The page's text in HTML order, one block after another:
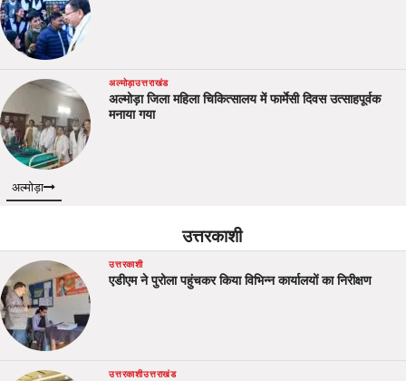
अल्मोड़ाउत्तराखंड
अल्मोड़ा जिला महिला चिकित्सालय में फार्मेसी दिवस उत्साहपूर्वक
मनाया गया
अल्मोड़ा
उत्तरकाशी
उत्तरकाशी
एडीएम ने पुरोला पहुंचकर किया विभिन्न कार्यालयों का निरीक्षण
उत्तरकाशीउत्तराखंड